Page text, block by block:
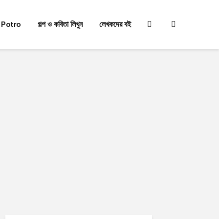
গল্প ও কবিতা লিখুন লেখকদের বই